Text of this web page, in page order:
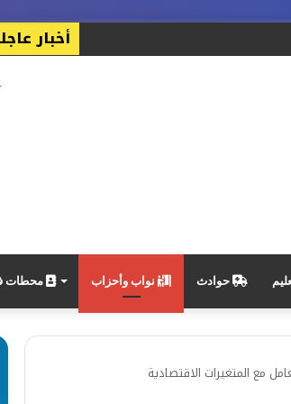
أخبار
محطات نواب وأحزاب حوادث
مع المتغيرات الاقتصادية